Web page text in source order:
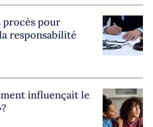
procès pour
responsabilité
influençait le